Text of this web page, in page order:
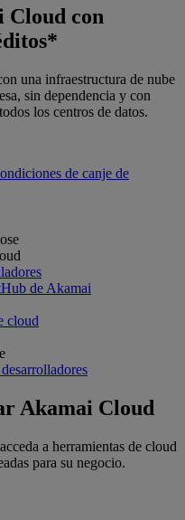
Cloud con
una infraestructura de nube
sin dependencia y con
los centros de datos.
de canje de
de Akamai
cloud
Akamai Cloud
a herramientas de cloud
para su negocio.